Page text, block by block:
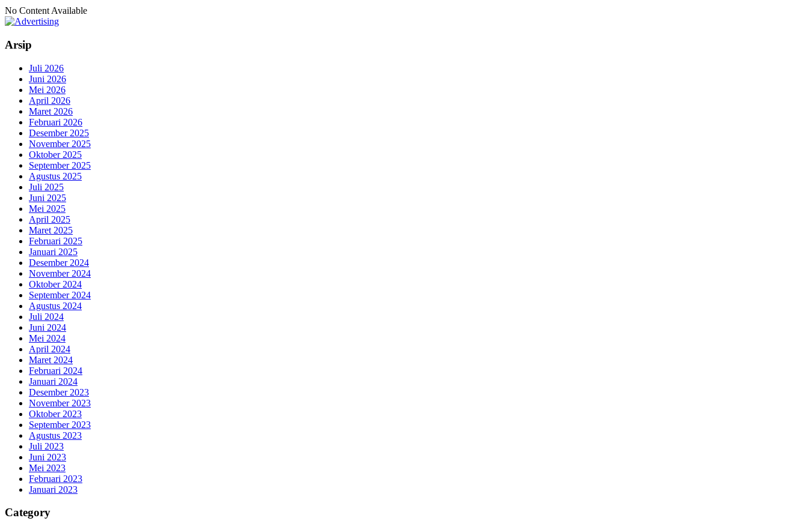
No Content Available
Arsip
Juli 2026
Juni 2026
Mei 2026
April 2026
Maret 2026
Februari 2026
Desember 2025
November 2025
Oktober 2025
September 2025
Agustus 2025
Juli 2025
Juni 2025
Mei 2025
April 2025
Maret 2025
Februari 2025
Januari 2025
Desember 2024
November 2024
Oktober 2024
September 2024
Agustus 2024
Juli 2024
Juni 2024
Mei 2024
April 2024
Maret 2024
Februari 2024
Januari 2024
Desember 2023
November 2023
Oktober 2023
September 2023
Agustus 2023
Juli 2023
Juni 2023
Mei 2023
Februari 2023
Januari 2023
Category